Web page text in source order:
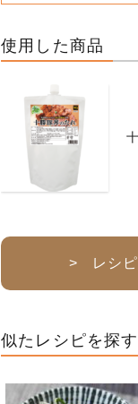
使用した商品
> レシピ
似たレシピを探す